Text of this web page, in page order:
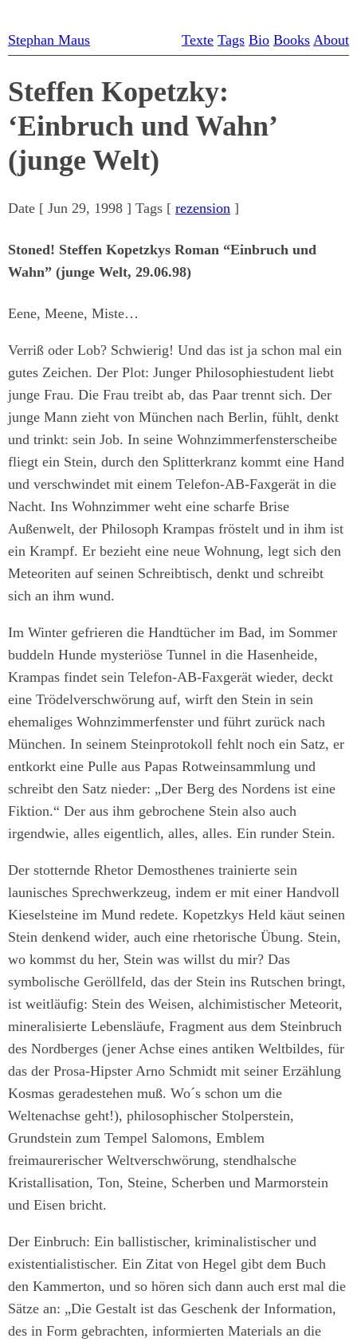
Stephan Maus Texte Tags Bio Books About
Steffen Kopetzky:
‘Einbruch und Wahn’
(junge Welt)
Date [ Jun 29, 1998 ] Tags [ rezension ]
Stoned! Steffen Kopetzkys Roman “Einbruch und
Wahn” (junge Welt, 29.06.98)
Eene, Meene, Miste…
Verriß oder Lob? Schwierig! Und das ist ja schon mal ein
gutes Zeichen. Der Plot: Junger Philosophiestudent liebt
junge Frau. Die Frau treibt ab, das Paar trennt sich. Der
junge Mann zieht von München nach Berlin, fühlt, denkt
und trinkt: sein Job. In seine Wohnzimmerfensterscheibe
fliegt ein Stein, durch den Splitterkranz kommt eine Hand
und verschwindet mit einem Telefon-AB-Faxgerät in die
Nacht. Ins Wohnzimmer weht eine scharfe Brise
Außenwelt, der Philosoph Krampas fröstelt und in ihm ist
ein Krampf. Er bezieht eine neue Wohnung, legt sich den
Meteoriten auf seinen Schreibtisch, denkt und schreibt
sich an ihm wund.
Im Winter gefrieren die Handtücher im Bad, im Sommer
buddeln Hunde mysteriöse Tunnel in die Hasenheide,
Krampas findet sein Telefon-AB-Faxgerät wieder, deckt
eine Trödelverschwörung auf, wirft den Stein in sein
ehemaliges Wohnzimmerfenster und führt zurück nach
München. In seinem Steinprotokoll fehlt noch ein Satz, er
entkorkt eine Pulle aus Papas Rotweinsammlung und
schreibt den Satz nieder: „Der Berg des Nordens ist eine
Fiktion.“ Der aus ihm gebrochene Stein also auch
irgendwie, alles eigentlich, alles, alles. Ein runder Stein.
Der stotternde Rhetor Demosthenes trainierte sein
launisches Sprechwerkzeug, indem er mit einer Handvoll
Kieselsteine im Mund redete. Kopetzkys Held käut seinen
Stein denkend wider, auch eine rhetorische Übung. Stein,
wo kommst du her, Stein was willst du mir? Das
symbolische Geröllfeld, das der Stein ins Rutschen bringt,
ist weitläufig: Stein des Weisen, alchimistischer Meteorit,
mineralisierte Lebensläufe, Fragment aus dem Steinbruch
des Nordberges (jener Achse eines antiken Weltbildes, für
das der Prosa-Hipster Arno Schmidt mit seiner Erzählung
Kosmas geradestehen muß. Wo´s schon um die
Weltenachse geht!), philosophischer Stolperstein,
Grundstein zum Tempel Salomons, Emblem
freimaurerischer Weltverschwörung, stendhalsche
Kristallisation, Ton, Steine, Scherben und Marmorstein
und Eisen bricht.
Der Einbruch: Ein ballistischer, kriminalistischer und
existentialistischer. Ein Zitat von Hegel gibt dem Buch
den Kammerton, und so hören sich dann auch erst mal die
Sätze an: „Die Gestalt ist das Geschenk der Information,
des in Form gebrachten, informierten Materials an die